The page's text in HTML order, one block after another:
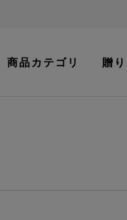
商品カテゴリ 贈